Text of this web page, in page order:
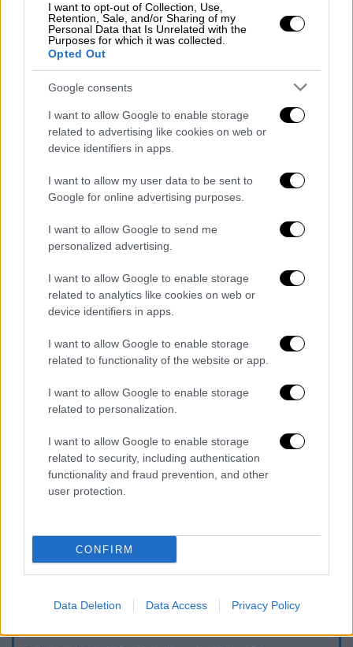
I want to opt-out of Collection, Use,
Retention, Sale, and/or Sharing of my
Personal Data that Is Unrelated with the
Purposes for which it was collected.
Opted Out
Google consents
I want to allow Google to enable storage
related to advertising like cookies on web or
device identifiers in apps.
I want to allow my user data to be sent to
Google for online advertising purposes.
I want to allow Google to send me
personalized advertising.
I want to allow Google to enable storage
related to analytics like cookies on web or
device identifiers in apps.
I want to allow Google to enable storage
related to functionality of the website or app.
I want to allow Google to enable storage
related to personalization.
I want to allow Google to enable storage
related to security, including authentication
functionality and fraud prevention, and other
user protection.
CONFIRM
Data Deletion Data Access Privacy Policy
Εκ μέρους της Εκτελεστικής Επιτροπής της
Ελληνικής Ποδοσφαιρικής Ομοσπονδίας και
προσωπικά, επιθυμώ να σας εκφράσω τον
βαθύτατο αποτροπιασμό και την ειλικρινή
συγγνώμη σύσσωμης της ποδοσφαιρικής
οικογένειας της Ελλάδας, για το απαράδεκτο
και απεχθές συμβάν στη διάρκεια του αγώνα
νέων Ολυμπιακού - Μπάγερν Μονάχου της
22ας Οκτωβρίου 2019.
Θα ήθελα να σας διαβεβαιώσω με τον πλέον
κατηγορηματικό τρόπο, ότι κάθε βίαιη
χώρους είναι για την Ελληνική
Ποδοσφαιρική Ομοσπονδία απολύτως
καταδικαστέα, καθώς προσβάλλει κατάφωρα
το φίλαθλο πνεύμα και τις Αξίες του
αγαπημένου μας παιχνιδιού.
Σας παρακαλώ να μεταφέρετε στην
"οικογένεια" της Μπάγερν Μονάχου και τα
θύματα της άνανδρης επίθεσης τη συγνώμη
και την ολόψυχη συμπάθειά μας».
Διαβάστε ακόμη
όπου ξεκίνησε η φωτιά - Στο στόχαστρο
όλα τα έργα του συλληφθέντα δημάρχου
Σέρρες που σκοτώθηκαν μητέρα και γιος:
Το ΙΧ πέφτει πάνω στο φορτηγό